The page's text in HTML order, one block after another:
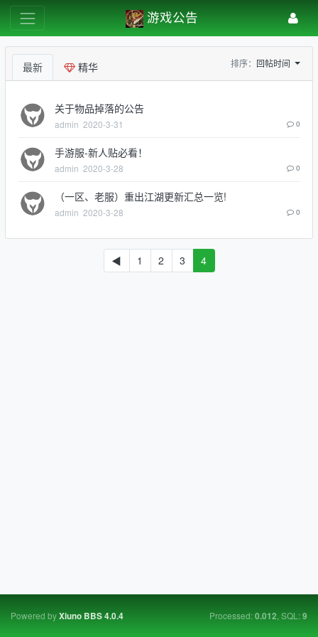
游戏公告
最新 精华 排序： 回帖时间
关于物品掉落的公告
admin 2020-3-31 0
手游服-新人贴必看！
admin 2020-3-28 0
（一区、老服）重出江湖更新汇总一览!
admin 2020-3-28 0
◀ 1 2 3 4
Powered byXiuno BBS4.0.4 Processed:0.012, SQL:9